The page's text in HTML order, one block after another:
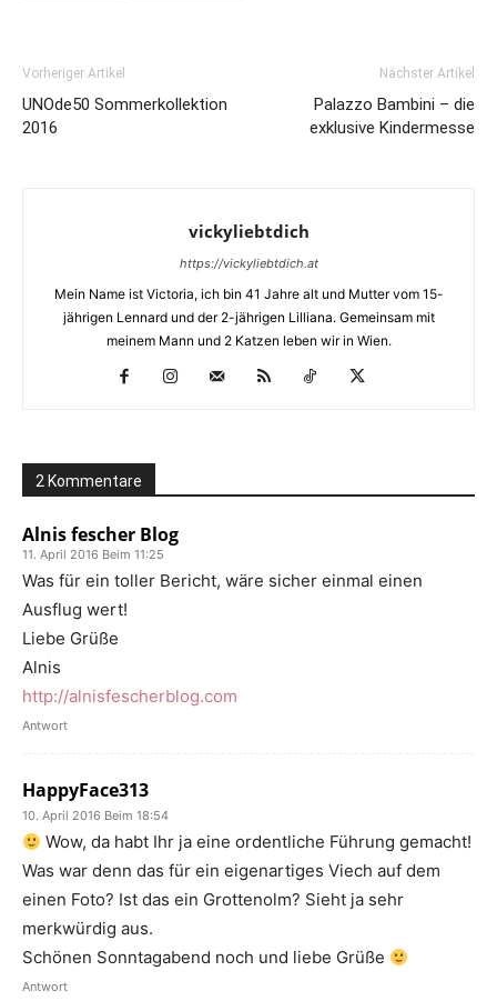
Vorheriger Artikel
UNOde50 Sommerkollektion
2016
Nächster Artikel
Palazzo Bambini – die
exklusive Kindermesse
vickyliebtdich
https://vickyliebtdich.at
Mein Name ist Victoria, ich bin 41 Jahre alt und Mutter vom 15-
jährigen Lennard und der 2-jährigen Lilliana. Gemeinsam mit
meinem Mann und 2 Katzen leben wir in Wien.
2 Kommentare
Alnis fescher Blog
11. April 2016 Beim 11:25
Was für ein toller Bericht, wäre sicher einmal einen
Ausflug wert!
Liebe Grüße
Alnis
http://alnisfescherblog.com
Antwort
HappyFace313
10. April 2016 Beim 18:54
Wow, da habt Ihr ja eine ordentliche Führung gemacht!
Was war denn das für ein eigenartiges Viech auf dem
einen Foto? Ist das ein Grottenolm? Sieht ja sehr
merkwürdig aus.
Schönen Sonntagabend noch und liebe Grüße
Antwort